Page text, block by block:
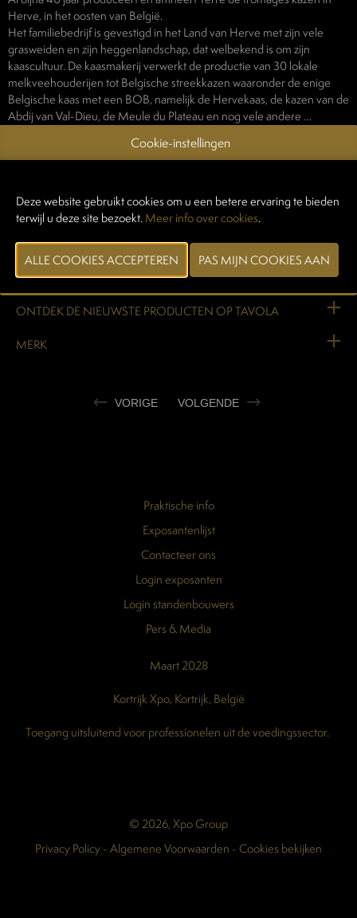
Herve, in het oosten van België.
Het familiebedrijf is gevestigd in het Land van Herve met zijn vele
grasweiden en zijn heggenlandschap, dat welbekend is om zijn
kaascultuur. De kaasmakerij verwerkt de productie van 30 lokale
melkveehouderijen tot Belgische streekkazen waaronder de enige
Belgische kaas met een BOB, namelijk de Hervekaas, de kazen van de
Abdij van Val-Dieu, de Meule du Plateau en nog vele andere …
WEBSITE & CATALOGUS
PRODUCTGROEP
FOTO'S
ONTDEK DE NIEUWSTE PRODUCTEN OP TAVOLA
MERK
VORIGE VOLGENDE
Praktische info
Exposantenlijst
Contacteer ons
Login exposanten
Login standenbouwers
Pers & Media
Maart 2028
Kortrijk Xpo, Kortrijk, België
Toegang uitsluitend voor professionelen uit de voedingssector.
© 2026, Xpo Group
Privacy Policy-Algemene Voorwaarden -Cookies bekijken
Cookie-instellingen
Deze website gebruikt cookies om u een betere ervaring te bieden
terwijl u deze site bezoekt.Meer info over cookies.